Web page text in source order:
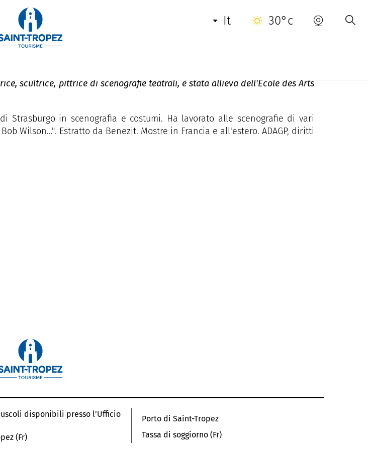
it 30°c
scultrice, pittrice di scenografie teatrali, è stata allieva dell'Ecole des Arts
Strasburgo in scenografia e costumi. Ha lavorato alle scenografie di vari
Wilson...". Estratto da Benezit. Mostre in Francia e all'estero. ADAGP, diritti
disponibili presso l’Ufficio
(Fr)
Porto di Saint-Tropez
Tassa di soggiorno (Fr)